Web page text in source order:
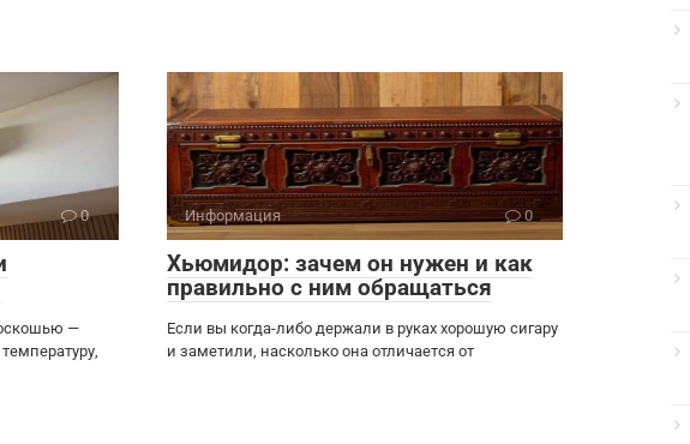
0
—
Информация 0
Хьюмидор: зачем он нужен и как
правильно с ним обращаться
Если вы когда-либо держали в руках хорошую сигару
и заметили, насколько она отличается от